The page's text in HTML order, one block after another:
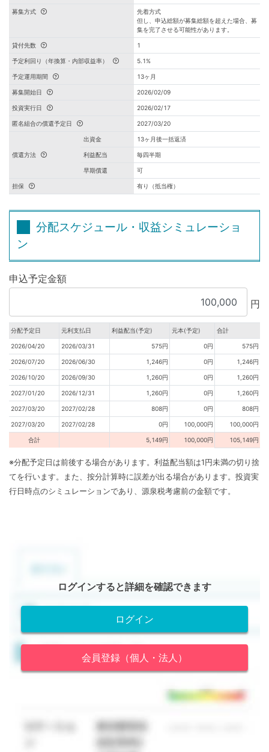
募集方式
先着方式
但し、申込総額が募集総額を超えた場合、募
集を完了させる可能性があります。
貸付先数 1
予定利回り（年換算・内部収益率） 5.1%
予定運用期間 13ヶ月
募集開始日 2026/02/09
投資実行日 2026/02/17
匿名組合の償還予定日 2027/03/20
償還方法
出資金 13ヶ月後一括返済
利益配当 毎四半期
早期償還 可
担保 有り（抵当権）
分配スケジュール・収益シミュレーショ
ン
申込予定金額
円
分配予定日 元利支払日 利益配当(予定) 元本(予定) 合計
2026/04/20 2026/03/31 575円 0円 575円
2026/07/20 2026/06/30 1,246円 0円 1,246円
2026/10/20 2026/09/30 1,260円 0円 1,260円
2027/01/20 2026/12/31 1,260円 0円 1,260円
2027/03/20 2027/02/28 808円 0円 808円
2027/03/20 2027/02/28 0円 100,000円 100,000円
合計 5,149円 100,000円 105,149円
※分配予定日は前後する場合があります。利益配当額は1円未満の切り捨
てを行います。また、按分計算時に誤差が出る場合があります。投資実
行日時点のシミュレーションであり、源泉税考慮前の金額です。
ログインすると詳細を確認できます
ログイン
会員登録（個人・法人）